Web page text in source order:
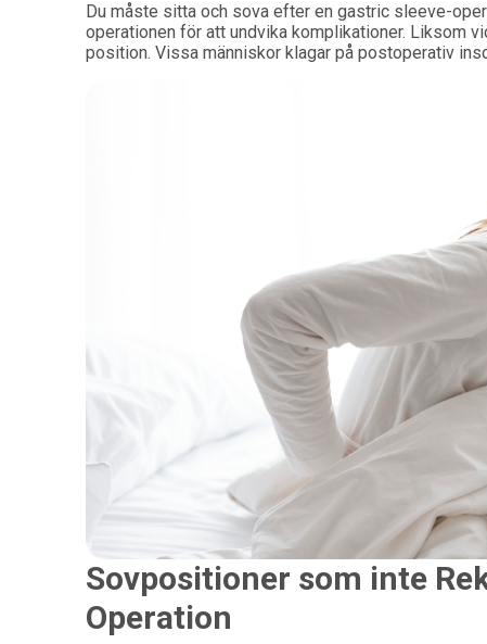
Du måste sitta och sova efter en gastric sleeve-
operationen för att undvika komplikationer. Liksom
position. Vissa människor klagar på postoperativ
Sovpositioner som inte
Operation